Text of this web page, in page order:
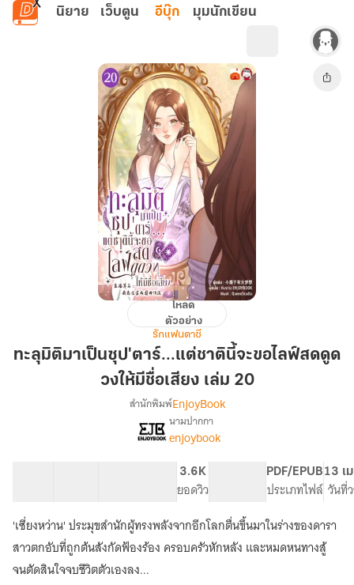
ข้ามไปยังเนื้อหาหลัก
นิยาย เว็บตูน อีบุ๊ก มุมนักเขียน
มา
เป็น
ซุป'ตาร์...แต่
ขอ
สด
ดูด
วง
ให้
มีชื่อ
โหลด
ตัวอย่าง
รักแฟนตาซี
ทะลุมิติมาเป็นซุป'ตาร์...แต่ชาตินี้จะขอไลฟ์สดดูด
วงให้มีชื่อเสียง เล่ม 20
เรื่อง
ทะลุ
มิติ
มา
เป็น
ซุป'ตาร์...แต่
ชาติ
นี้
จะ
สำนักพิมพ์EnjoyBook
นามปากกา
enjoybook
3.6K
ยอดวิว
PDF/EPUB
ประเภทไฟล์
13 เ
วันที่
'เซี่ยงหว่าน' ประมุขสำนักผู้ทรงพลังจากอีกโลกตื่นขึ้นมาในร่างของดารา
สาวตกอับที่ถูกต้นสังกัดฟ้องร้อง ครอบครัวหักหลัง และหมดหนทางสู้
จนตัดสินใจจบชีวิตตัวเองลง...